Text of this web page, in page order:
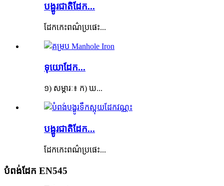
បង្ហូរ​ជាតិ​ដែក...
ដែកកេះពណ៌ប្រផេះ...
ទុយោដែក...
១) សម្ភារៈ៖ ក) ឃ...
បង្ហូរ​ជាតិ​ដែក...
ដែកកេះពណ៌ប្រផេះ...
បំពង់ដែក EN545